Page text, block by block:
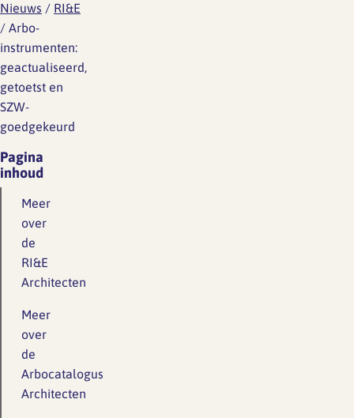
Nieuws / RI&E
/ Arbo-
instrumenten:
geactualiseerd,
getoetst en
SZW-
goedgekeurd
Pagina
inhoud
Meer
over
de
RI&E
Architecten
Meer
over
de
Arbocatalogus
Architecten